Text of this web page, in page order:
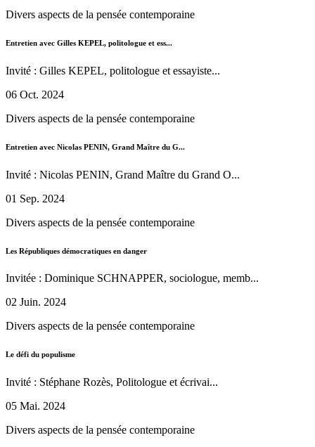
Divers aspects de la pensée contemporaine
Entretien avec Gilles KEPEL, politologue et ess...
Invité : Gilles KEPEL, politologue et essayiste...
06 Oct. 2024
Divers aspects de la pensée contemporaine
Entretien avec Nicolas PENIN, Grand Maître du G...
Invité : Nicolas PENIN, Grand Maître du Grand O...
01 Sep. 2024
Divers aspects de la pensée contemporaine
Les Républiques démocratiques en danger
Invitée : Dominique SCHNAPPER, sociologue, memb...
02 Juin. 2024
Divers aspects de la pensée contemporaine
Le défi du populisme
Invité : Stéphane Rozès, Politologue et écrivai...
05 Mai. 2024
Divers aspects de la pensée contemporaine